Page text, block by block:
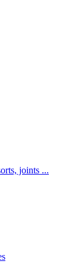
joints ...